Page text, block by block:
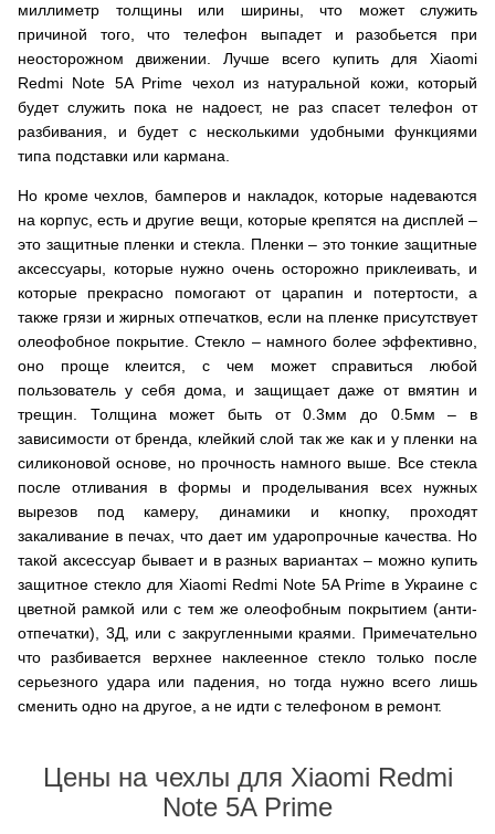
миллиметр толщины или ширины, что может служить
причиной того, что телефон выпадет и разобьется при
неосторожном движении. Лучше всего купить для Xiaomi
Redmi Note 5A Prime чехол из натуральной кожи, который
будет служить пока не надоест, не раз спасет телефон от
разбивания, и будет с несколькими удобными функциями
типа подставки или кармана.
Но кроме чехлов, бамперов и накладок, которые надеваются
на корпус, есть и другие вещи, которые крепятся на дисплей –
это защитные пленки и стекла. Пленки – это тонкие защитные
аксессуары, которые нужно очень осторожно приклеивать, и
которые прекрасно помогают от царапин и потертости, а
также грязи и жирных отпечатков, если на пленке присутствует
олеофобное покрытие. Стекло – намного более эффективно,
оно проще клеится, с чем может справиться любой
пользователь у себя дома, и защищает даже от вмятин и
трещин. Толщина может быть от 0.3мм до 0.5мм – в
зависимости от бренда, клейкий слой так же как и у пленки на
силиконовой основе, но прочность намного выше. Все стекла
после отливания в формы и проделывания всех нужных
вырезов под камеру, динамики и кнопку, проходят
закаливание в печах, что дает им ударопрочные качества. Но
такой аксессуар бывает и в разных вариантах – можно купить
защитное стекло для Xiaomi Redmi Note 5A Prime в Украине с
цветной рамкой или с тем же олеофобным покрытием (анти-
отпечатки), 3Д, или с закругленными краями. Примечательно
что разбивается верхнее наклеенное стекло только после
серьезного удара или падения, но тогда нужно всего лишь
сменить одно на другое, а не идти с телефоном в ремонт.
Цены на чехлы для Xiaomi Redmi
Note 5A Prime